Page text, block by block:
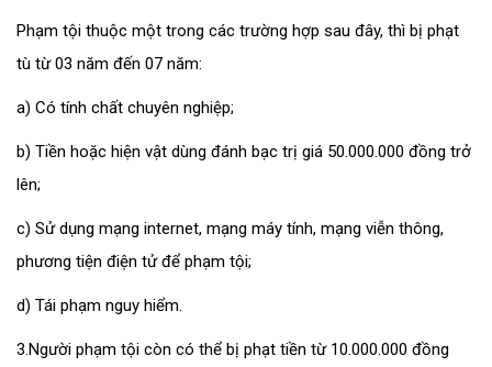
Phạm tội thuộc một trong các trường hợp sau đây, thì bị phạt
tù từ 03 năm đến 07 năm:
a) Có tính chất chuyên nghiệp;
b) Tiền hoặc hiện vật dùng đánh bạc trị giá 50.000.000 đồng trở
lên;
c) Sử dụng mạng internet, mạng máy tính, mạng viễn thông,
phương tiện điện tử để phạm tội;
d) Tái phạm nguy hiểm.
3.Người phạm tội còn có thể bị phạt tiền từ 10.000.000 đồng